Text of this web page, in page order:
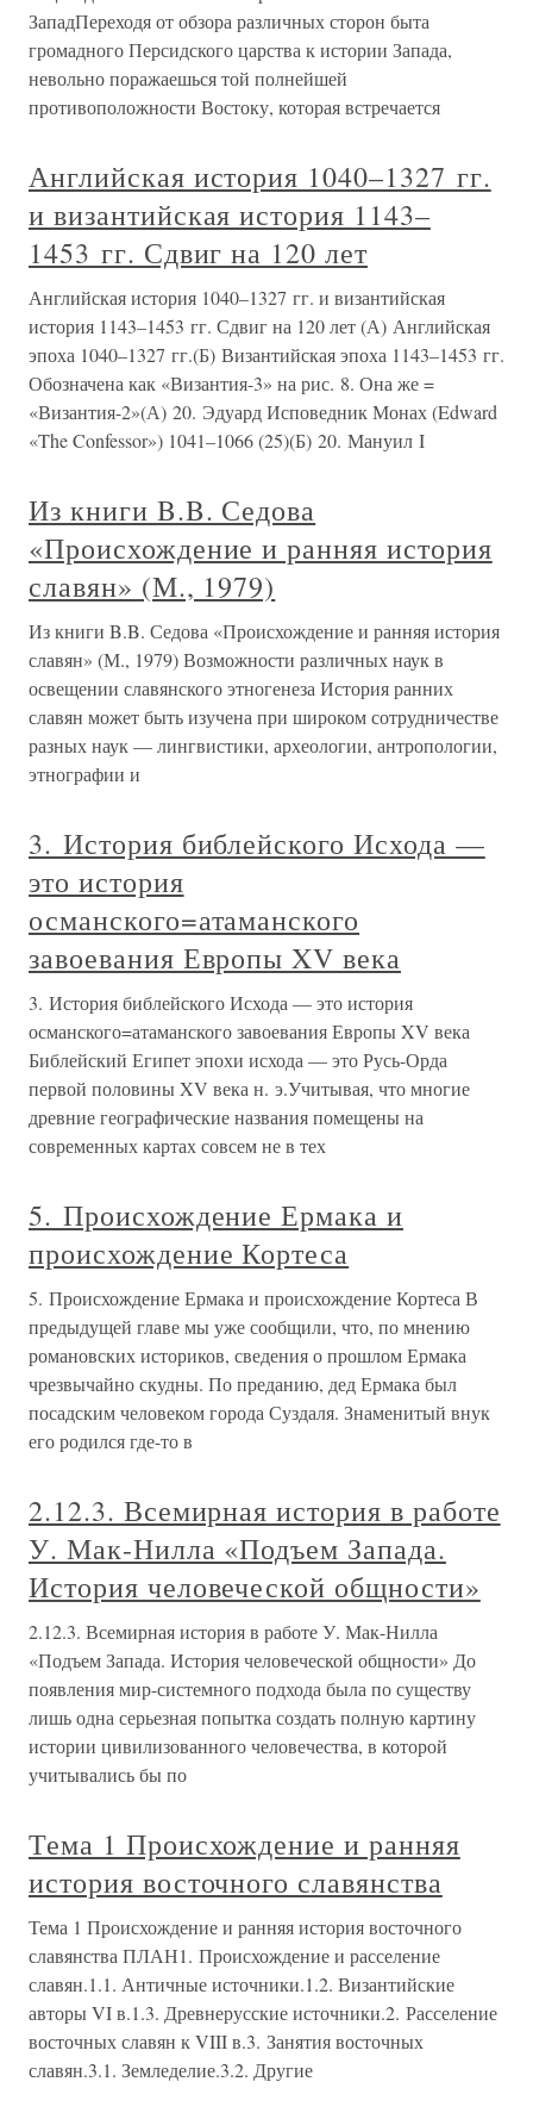
ЗападПереходя от обзора различных сторон быта
громадного Персидского царства к истории Запада,
невольно поражаешься той полнейшей
противоположности Востоку, которая встречается
Английская история 1040–1327 гг.
и византийская история 1143–
1453 гг. Сдвиг на 120 лет
Английская история 1040–1327 гг. и византийская
история 1143–1453 гг. Сдвиг на 120 лет (А) Английская
эпоха 1040–1327 гг.(Б) Византийская эпоха 1143–1453 гг.
Обозначена как «Византия-3» на рис. 8. Она же =
«Византия-2»(А) 20. Эдуард Исповедник Монах (Edward
«The Confessor») 1041–1066 (25)(Б) 20. Мануил I
Из книги B.B. Седова
«Происхождение и ранняя история
славян» (М., 1979)
Из книги B.B. Седова «Происхождение и ранняя история
славян» (М., 1979) Возможности различных наук в
освещении славянского этногенеза История ранних
славян может быть изучена при широком сотрудничестве
разных наук — лингвистики, археологии, антропологии,
этнографии и
3. История библейского Исхода —
это история
османского=атаманского
завоевания Европы XV века
3. История библейского Исхода — это история
османского=атаманского завоевания Европы XV века
Библейский Египет эпохи исхода — это Русь-Орда
первой половины XV века н. э.Учитывая, что многие
древние географические названия помещены на
современных картах совсем не в тех
5. Происхождение Ермака и
происхождение Кортеса
5. Происхождение Ермака и происхождение Кортеса В
предыдущей главе мы уже сообщили, что, по мнению
романовских историков, сведения о прошлом Ермака
чрезвычайно скудны. По преданию, дед Ермака был
посадским человеком города Суздаля. Знаменитый внук
его родился где-то в
2.12.3. Всемирная история в работе
У. Мак-Нилла «Подъем Запада.
История человеческой общности»
2.12.3. Всемирная история в работе У. Мак-Нилла
«Подъем Запада. История человеческой общности» До
появления мир-системного подхода была по существу
лишь одна серьезная попытка создать полную картину
истории цивилизованного человечества, в которой
учитывались бы по
Тема 1 Происхождение и ранняя
история восточного славянства
Тема 1 Происхождение и ранняя история восточного
славянства ПЛАН1. Происхождение и расселение
славян.1.1. Античные источники.1.2. Византийские
авторы VI в.1.3. Древнерусские источники.2. Расселение
восточных славян к VIII в.3. Занятия восточных
славян.3.1. Земледелие.3.2. Другие